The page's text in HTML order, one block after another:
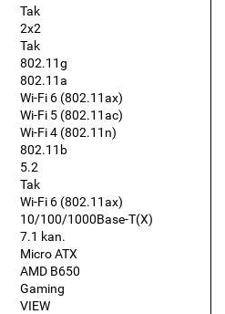
Tak
2x2
Tak
802.11g
802.11a
Wi-Fi 6 (802.11ax)
Wi-Fi 5 (802.11ac)
Wi-Fi 4 (802.11n)
802.11b
5.2
Tak
Wi-Fi 6 (802.11ax)
10/100/1000Base-T(X)
7.1 kan.
Micro ATX
AMD B650
Gaming
VIEW